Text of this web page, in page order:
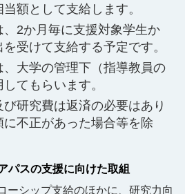
額として支給します。
2か月毎に支援対象学生か
受けて支給する予定です。
大学の管理下（指導教員の
てもらいます。
研究費は返済の必要はあり
に不正があった場合等を除
パスの支援に向けた取組
ーシップ支給のほかに、研究力向